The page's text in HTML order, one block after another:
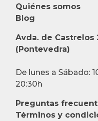
Quiénes somos
Blog
Avda. de Castrelos
(Pontevedra)
De lunes a Sábado:
20:30h
Preguntas
Términos y